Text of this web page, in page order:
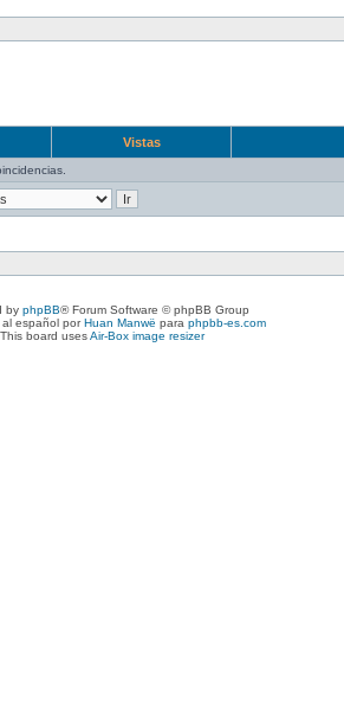
Vistas
by phpBB® Forum Software © phpBB Group
al español porHuan Manwë para phpbb-es.com
This board usesAir-Box image resizer